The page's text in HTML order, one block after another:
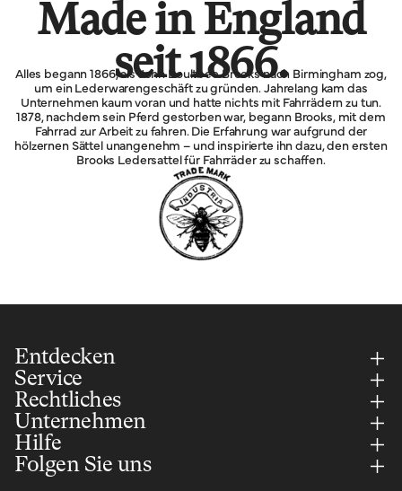
Made in England
seit 1866.
Alles begann 1866, als John Boultbee Brooks nach Birmingham zog,
um ein Lederwarengeschäft zu gründen. Jahrelang kam das
Unternehmen kaum voran und hatte nichts mit Fahrrädern zu tun.
1878, nachdem sein Pferd gestorben war, begann Brooks, mit dem
Fahrrad zur Arbeit zu fahren. Die Erfahrung war aufgrund der
hölzernen Sättel unangenehm – und inspirierte ihn dazu, den ersten
Brooks Ledersattel für Fahrräder zu schaffen.
Entdecken
Service
Rechtliches
Unternehmen
Hilfe
Folgen Sie uns